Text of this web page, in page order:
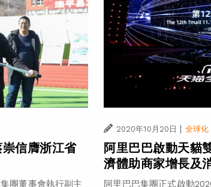
信膺浙江省
團董事會執行副主
2020年10月20日 | 全球化
阿里巴巴啟動天貓
濟體助商家增長及
阿里巴巴集團正式啟動